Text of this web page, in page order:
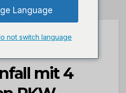
mit 4
Language
not switch language